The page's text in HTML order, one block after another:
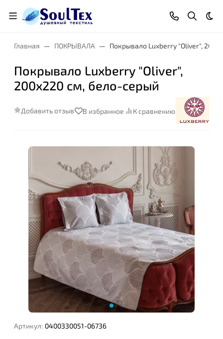
Главная ПОКРЫВАЛА Покрывало Luxberry "Oliver",
Покрывало Luxberry "Oliver",
200x220 см, бело-серый
Добавить отзыв В избранное К сравнению
Артикул: 0400330051-06736